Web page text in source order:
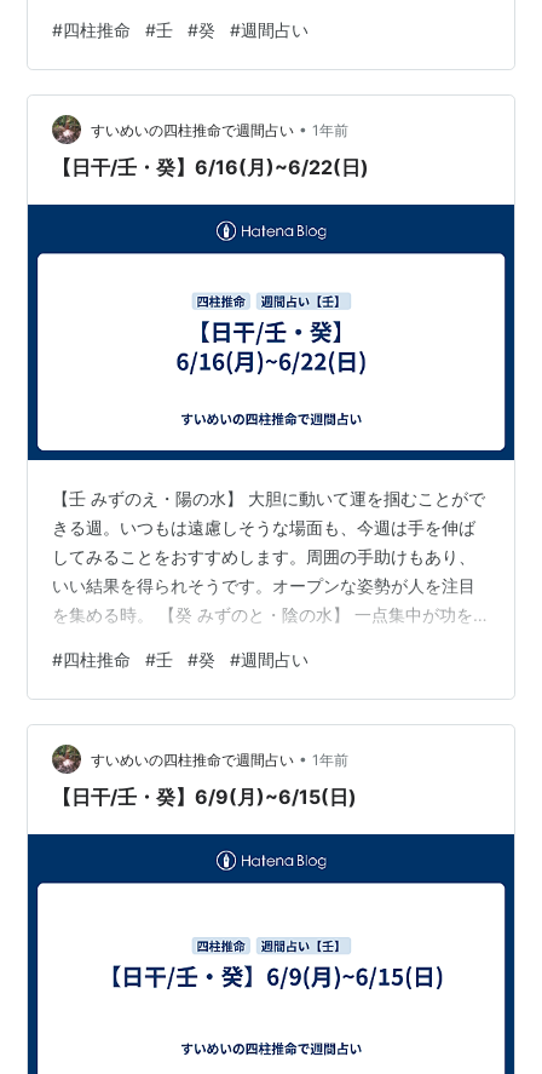
#四柱推命 #壬 #癸 #週間占い
すいめいの四柱推命で週間占い • 1年前
【日干/壬・癸】6/16(月)~6/22(日)
【壬 みずのえ・陽の水】 大胆に動いて運を掴むことがで
きる週。いつもは遠慮しそうな場面も、今週は手を伸ば
してみることをおすすめします。周囲の手助けもあり、
いい結果を得られそうです。オープンな姿勢が人を注目
を集める時。 【癸 みずのと・陰の水】 一点集中が功を
にいい影響を与えるでしょう。古今東西の偉人の知恵を
借りるのもアリ。巨人の肩に乗ってレベルアップを図れ
そうです。楽しんで。
#四柱推命 #壬 #癸 #週間占い
すいめいの四柱推命で週間占い • 1年前
【日干/壬・癸】6/9(月)~6/15(日)